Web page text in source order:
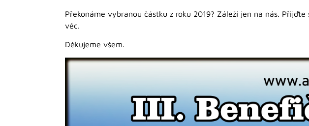
Překonáme vybranou částku z roku 2019? Záleží jen na nás.
věc.
Děkujeme všem.